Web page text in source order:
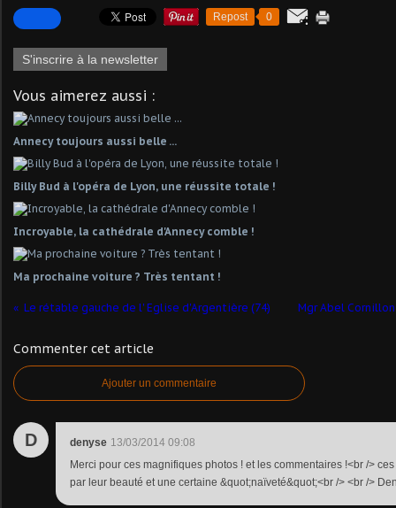
Repost 0
S'inscrire à la newsletter
Vous aimerez aussi :
Annecy toujours aussi belle ...
Billy Bud à l'opéra de Lyon, une réussite totale !
Incroyable, la cathédrale d'Annecy comble !
Ma prochaine voiture ? Très tentant !
Le rétable gauche de l' Eglise d'Argentière (74) Mgr Abel
Commenter cet article
Ajouter un commentaire
D denyse 13/03/2014 09:08
Merci pour ces magnifiques photos ! et les commentaires !<br />
par leur beauté et une certaine &quot;naïveté&quot;<br /> <br />